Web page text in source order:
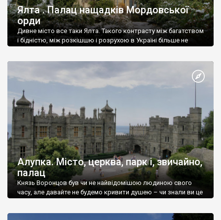
Ялта . Палац нащадків Мордовської
орди
Дивне місто все таки Ялта. Такого контрасту між багатством
і бідністю, між розкішшю і розрухою в Україні більше не
Алупка. Місто, церква, парк і, звичайно,
палац
Князь Воронцов був чи не найвідомішою людиною свого
часу, але давайте не будемо кривити душею – чи знали ви це